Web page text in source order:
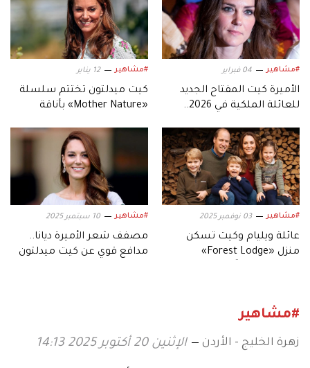
#مشاهير 04 فبراير
الأميرة كيت المفتاح الجديد
للعائلة الملكية في 2026..
#مشاهير 12 يناير
كيت ميدلتون تختتم سلسلة
«Mother Nature» بأناقة
#مشاهير 03 نوفمبر 2025
عائلة ويليام وكيت تسكن
منزل «Forest Lodge»
#مشاهير 10 سبتمبر 2025
مصفف شعر الأميرة ديانا..
مدافع قوي عن كيت ميدلتون
#مشاهير
زهرة الخليج - الأردن الإثنين 20 أكتوبر 2025 14:13